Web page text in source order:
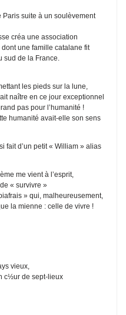
Paris suite à un soulèvement
créa une association
une famille catalane fit
de la France.
les pieds sur la lune,
naître en ce jour exceptionnel
pas pour l’humanité !
humanité avait-elle son sens
fait d’un petit « William » alias
me vient à l’esprit,
« survivre »
» qui, malheureusement,
la mienne : celle de vivre !
vieux,
c½ur de sept-lieux